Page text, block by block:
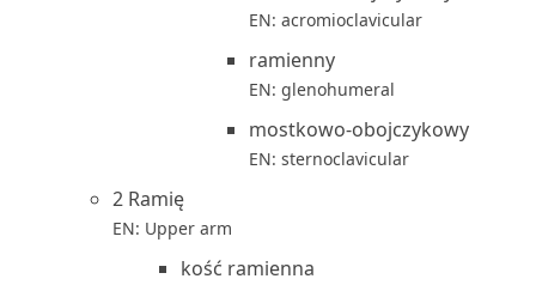
EN: acromioclavicular
ramienny
EN: glenohumeral
mostkowo-obojczykowy
EN: sternoclavicular
2 Ramię
EN: Upper arm
kość ramienna